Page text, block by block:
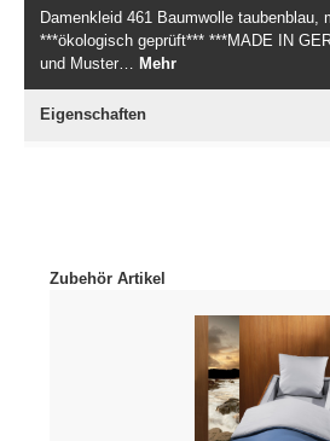
Damenkleid 461 Baumwolle taubenblau,
***ökologisch geprüft*** ***MADE IN
und Muster…
Mehr
Eigenschaften
Produktgalerie überspringen
Zubehör Artikel